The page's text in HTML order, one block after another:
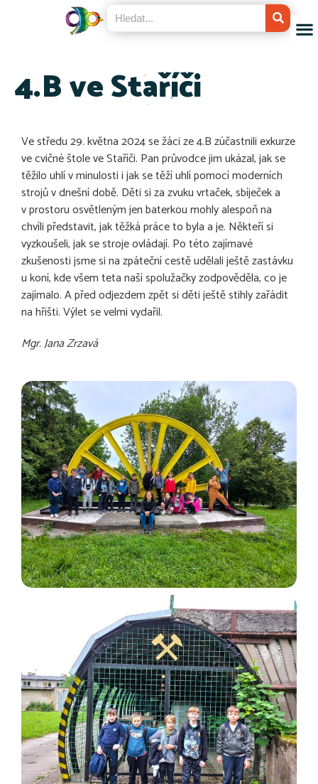
4.B ve Staříči
Ve středu 29. května 2024 se žáci ze 4.B zúčastnili exkurze
ve cvičné štole ve Staříči. Pan průvodce jim ukázal, jak se
těžilo uhlí v minulosti i jak se těží uhlí pomocí moderních
strojů v dnešní době. Děti si za zvuku vrtaček, sbíječek a
v prostoru osvětleným jen baterkou mohly alespoň na
chvíli představit, jak těžká práce to byla a je. Někteří si
vyzkoušeli, jak se stroje ovládají. Po této zajímavé
zkušenosti jsme si na zpáteční cestě udělali ještě zastávku
u koní, kde všem teta naší spolužačky zodpověděla, co je
zajímalo. A před odjezdem zpět si děti ještě stihly zařádit
na hřišti. Výlet se velmi vydařil.
Mgr. Jana Zrzavá